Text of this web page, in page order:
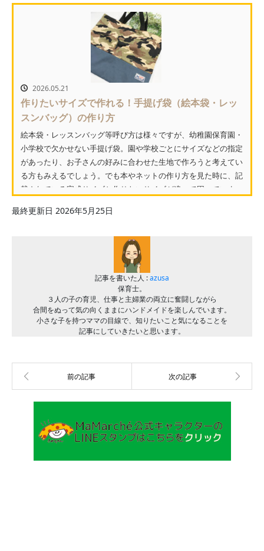
2026.05.21
作りたいサイズで作れる！手提げ袋（絵本袋・レッ
スンバッグ）の作り方
絵本袋・レッスンバッグ等呼び方は様々ですが、幼稚園保育園・
小学校で欠かせない手提げ袋。園や学校ごとにサイズなどの指定
があったり、お子さんの好みに合わせた生地で作ろうと考えてい
る方もみえるでしょう。でも本やネットの作り方を見た時に、記
載されている完成サイズと作りたいサイズが違って困っていま
最終更新日 2026年5月25日
記事を書いた人 :azusa
保育士。
３人の子の育児、仕事と主婦業の両立に奮闘しながら
合間をぬって気の向くままにハンドメイドを楽しんでいます。
小さな子を持つママの目線で、知りたいこと気になることを
記事にしていきたいと思います。